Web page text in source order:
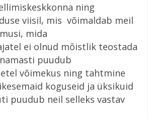
ning
viisil, mis võimaldab meil
mida
ei olnud mõistlik teostada
puudub
võimekus ning tahtmine
koguseid ja üksikuid
puudub neil selleks vastav